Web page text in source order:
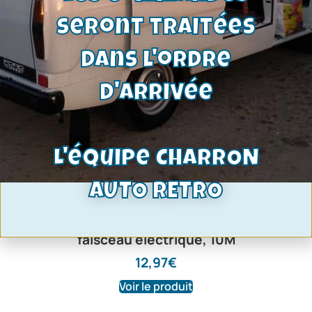
faisceau electrique, 10M
12,97€
Voir le produit
seront traitées
dans l'ordre
d'arrivée
L'équipe CHARRON
AUTO RETRO